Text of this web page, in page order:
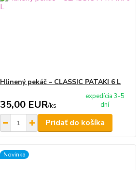
Hlinený pekáč – CLASSIC PATAKI 6 L
35,00 EUR/ks
expedícia 3-5
dní
Pridať do košíka
Novinka